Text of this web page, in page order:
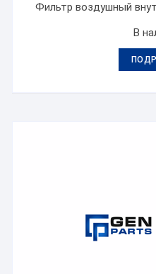
Фильтр воздушный
В